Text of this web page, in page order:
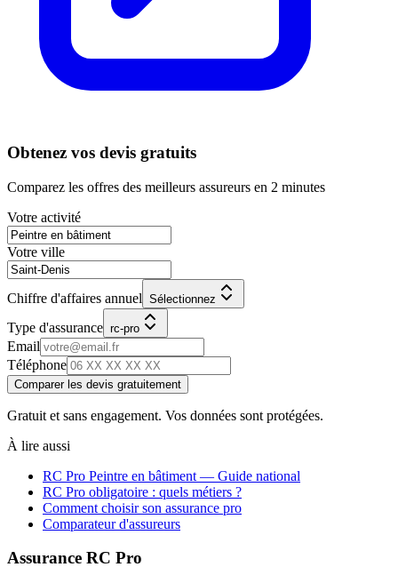
Obtenez vos devis gratuits
Comparez les offres des meilleurs assureurs en 2 minutes
Votre activité
Votre ville
Chiffre d'affaires annuel Sélectionnez
Type d'assurance rc-pro
Email
Téléphone
Comparer les devis gratuitement
Gratuit et sans engagement. Vos données sont protégées.
À lire aussi
RC Pro Peintre en bâtiment — Guide national
RC Pro obligatoire : quels métiers ?
Comment choisir son assurance pro
Comparateur d'assureurs
Assurance RC Pro